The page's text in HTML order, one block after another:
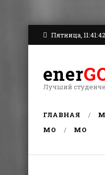
Пятница, 11:41:42
ener
Лучший
ГЛАВНАЯ
MO
MO